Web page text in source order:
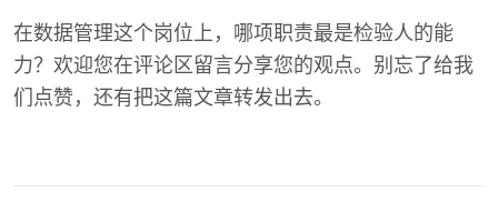
在数据管理这个岗位上，哪项职责最是检验人的能
力？欢迎您在评论区留言分享您的观点。别忘了给我
们点赞，还有把这篇文章转发出去。